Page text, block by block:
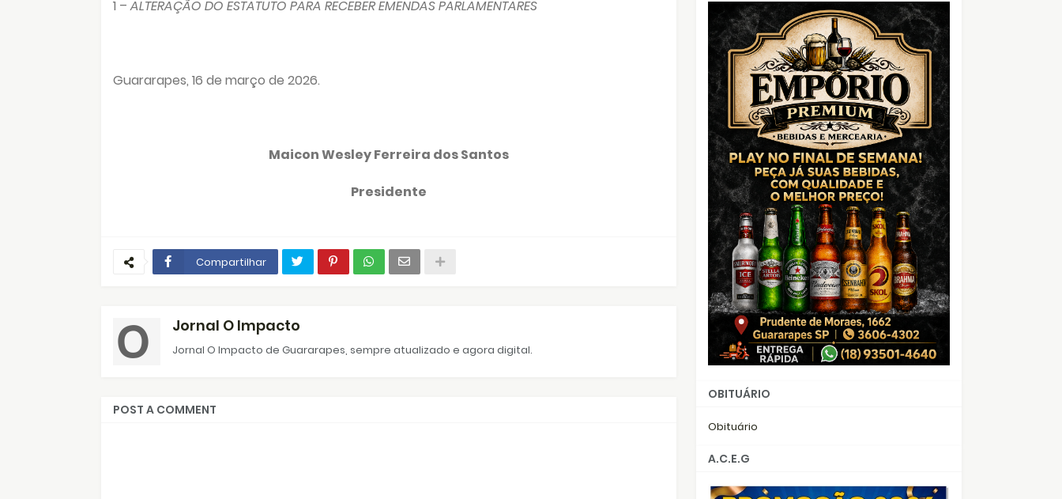
1 –ALTERAÇÃO DO ESTATUTO PARA RECEBER EMENDAS PARLAMENTARES
Guararapes, 16 de março de 2026.
Maicon Wesley Ferreira dos Santos
Presidente
Compartilhar
Jornal O Impacto
Jornal O Impacto de Guararapes, sempre atualizado e agora digital.
POST A COMMENT
OBITUÁRIO
Obituário
A.C.E.G